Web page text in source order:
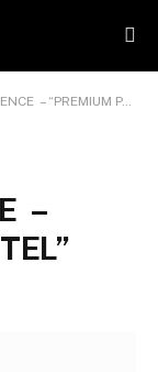
“PREMIUM PARK HOTEL”
–